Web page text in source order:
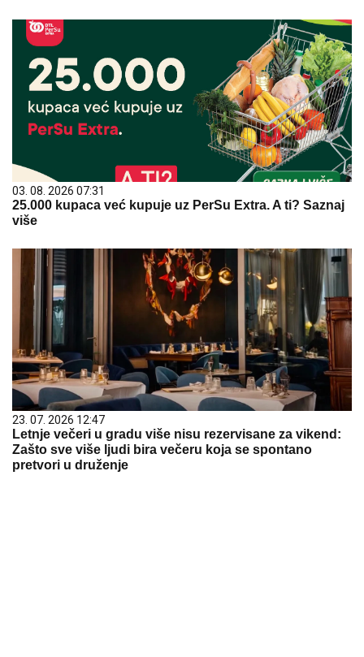
03. 08. 2026 07:31
25.000 kupaca već kupuje uz PerSu Extra. A ti? Saznaj
više
23. 07. 2026 12:47
Letnje večeri u gradu više nisu rezervisane za vikend:
Zašto sve više ljudi bira večeru koja se spontano
pretvori u druženje